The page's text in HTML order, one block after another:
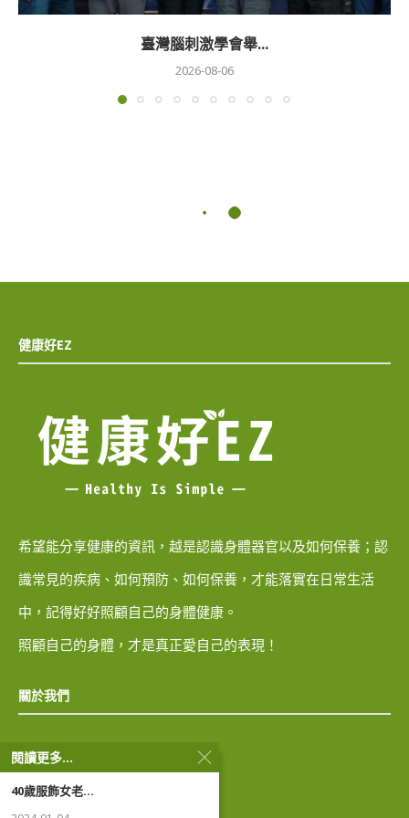
臺灣腦刺激學會舉...
2026-08-06
健康好EZ
希望能分享健康的資訊，越是認識身體器官以及如何保養；認
識常見的疾病、如何預防、如何保養，才能落實在日常生活
中，記得好好照顧自己的身體健康。
照顧自己的身體，才是真正愛自己的表現！
關於我們
隱私權政策
著作權聲明
閱讀更多...
40歲服飾女老...